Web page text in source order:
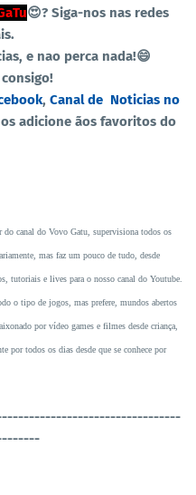
😍? Siga-nos nas redes
e nao perca nada!😄
, Canal de Noticias no
adicione ãos favoritos do
do canal do Vovo Gatu, supervisiona todos os
mas faz um pouco de tudo, desde
tutoriais e lives para o nosso canal do Youtube.
o tipo de jogos, mas prefere, mundos abertos
por vídeo games e filmes desde criança,
por todos os dias desde que se conhece por